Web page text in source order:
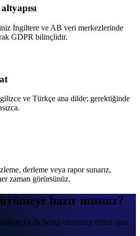
İngiltere ve AB veri merkezlerinde
GDPR bilinçlidir.
ve Türkçe ana dilde; gerektiğinde
derleme veya rapor sunarız,
zaman görürsünüz.
hazır mısınız?
ya da hesap oluşturup dijital ajan